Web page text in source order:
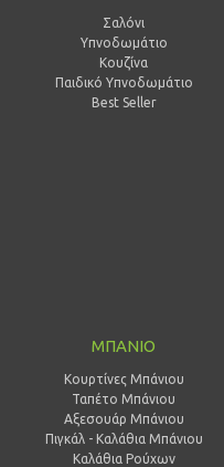
Σαλόνι
Υπνοδωμάτιο
Κουζίνα
Παιδικό Υπνοδωμάτιο
Best Seller
ΜΠΑΝΙΟ
Κουρτίνες Μπάνιου
Ταπέτο Μπάνιου
Αξεσουάρ Μπάνιου
Πιγκάλ - Καλάθια Μπάνιου
Καλάθια Ρούχων